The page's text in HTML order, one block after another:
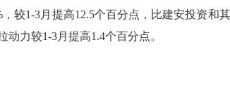
，较1-3月提高12.5个百分点，比建安投资和
动力较1-3月提高1.4个百分点。